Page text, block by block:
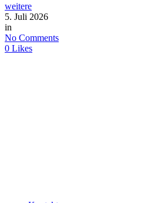
weitere
5. Juli 2026
in
No Comments
0 Likes